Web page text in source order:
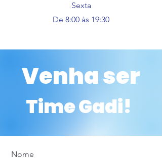
Sexta
De 8:00 às 19:30
Venha ser
Time Gadi!
Nome